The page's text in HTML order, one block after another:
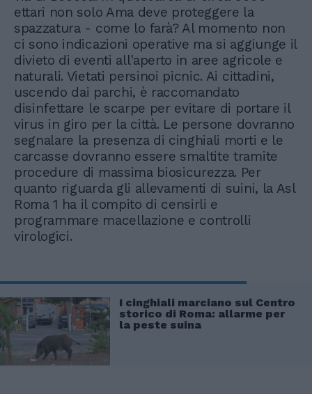
ettari non solo Ama deve proteggere la
spazzatura - come lo farà? Al momento non
ci sono indicazioni operative ma si aggiunge il
divieto di eventi all'aperto in aree agricole e
naturali. Vietati persinoi picnic. Ai cittadini,
uscendo dai parchi, è raccomandato
disinfettare le scarpe per evitare di portare il
virus in giro per la città. Le persone dovranno
segnalare la presenza di cinghiali morti e le
carcasse dovranno essere smaltite tramite
procedure di massima biosicurezza. Per
quanto riguarda gli allevamenti di suini, la Asl
Roma 1 ha il compito di censirli e
programmare macellazione e controlli
virologici.
I cinghiali marciano sul Centro
storico di Roma: allarme per
la peste suina